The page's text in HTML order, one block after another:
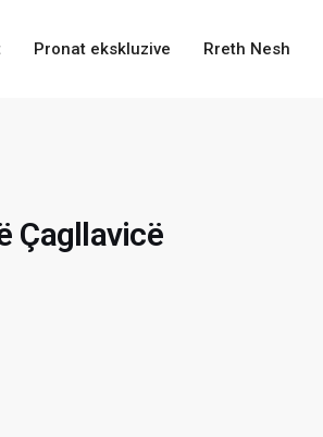
Pronat ekskluzive Rreth Nesh
Çagllavicë